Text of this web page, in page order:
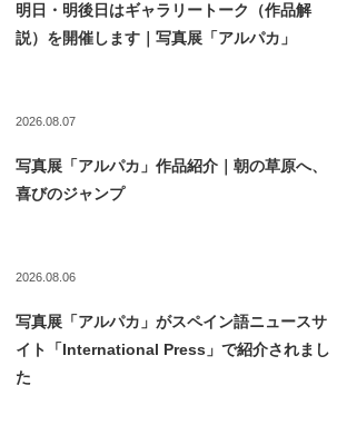
明日・明後日はギャラリートーク（作品解
説）を開催します｜写真展「アルパカ」
2026.08.07
写真展「アルパカ」作品紹介｜朝の草原へ、
喜びのジャンプ
2026.08.06
写真展「アルパカ」がスペイン語ニュースサ
イト「International Press」で紹介されまし
た